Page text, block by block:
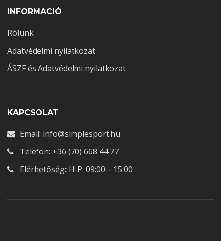
INFORMACIÓ
Rólunk
Adatvédelmi nyilatkozat
ÁSZF és Adatvédelmi nyilatkozat
KAPCSOLAT
Email: info@simplesport.hu
Telefon: +36 (70) 668 44 77
Elérhetőség: H-P: 09:00 – 15:00